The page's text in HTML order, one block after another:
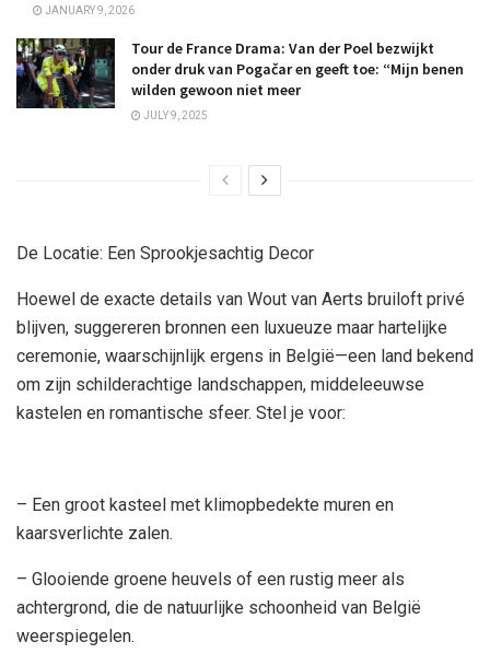
JANUARY 9, 2026
Tour de France Drama: Van der Poel bezwijkt
onder druk van Pogačar en geeft toe: “Mijn benen
wilden gewoon niet meer
JULY 9, 2025
De Locatie: Een Sprookjesachtig Decor
Hoewel de exacte details van Wout van Aerts bruiloft privé
blijven, suggereren bronnen een luxueuze maar hartelijke
ceremonie, waarschijnlijk ergens in België—een land bekend
om zijn schilderachtige landschappen, middeleeuwse
kastelen en romantische sfeer. Stel je voor:
– Een groot kasteel met klimopbedekte muren en
kaarsverlichte zalen.
– Glooiende groene heuvels of een rustig meer als
achtergrond, die de natuurlijke schoonheid van België
weerspiegelen.